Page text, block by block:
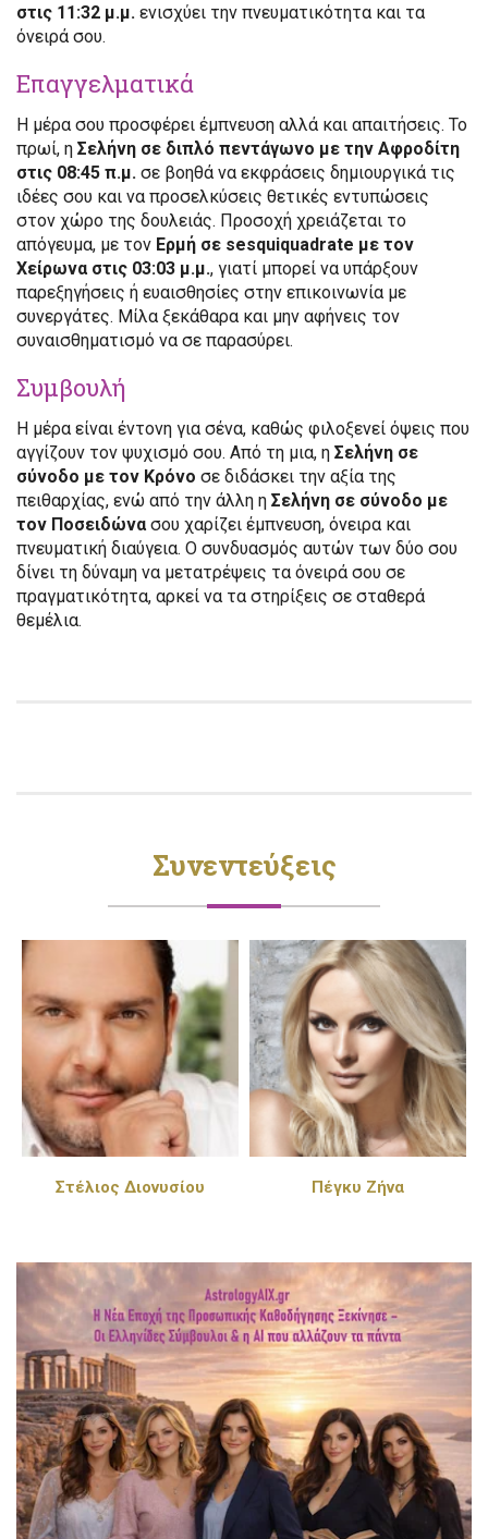
στις 11:32 μ.μ. ενισχύει την πνευματικότητα και τα
όνειρά σου.
Επαγγελματικά
Η μέρα σου προσφέρει έμπνευση αλλά και απαιτήσεις. Το
πρωί, η Σελήνη σε διπλό πεντάγωνο με την Αφροδίτη
στις 08:45 π.μ. σε βοηθά να εκφράσεις δημιουργικά τις
ιδέες σου και να προσελκύσεις θετικές εντυπώσεις
στον χώρο της δουλειάς. Προσοχή χρειάζεται το
απόγευμα, με τον Ερμή σε sesquiquadrate με τον
Χείρωνα στις 03:03 μ.μ., γιατί μπορεί να υπάρξουν
παρεξηγήσεις ή ευαισθησίες στην επικοινωνία με
συνεργάτες. Μίλα ξεκάθαρα και μην αφήνεις τον
συναισθηματισμό να σε παρασύρει.
Συμβουλή
Η μέρα είναι έντονη για σένα, καθώς φιλοξενεί όψεις που
αγγίζουν τον ψυχισμό σου. Από τη μια, η Σελήνη σε
σύνοδο με τον Κρόνο σε διδάσκει την αξία της
πειθαρχίας, ενώ από την άλλη η Σελήνη σε σύνοδο με
τον Ποσειδώνασου χαρίζει έμπνευση, όνειρα και
πνευματική διαύγεια. Ο συνδυασμός αυτών των δύο σου
δίνει τη δύναμη να μετατρέψεις τα όνειρά σου σε
πραγματικότητα, αρκεί να τα στηρίξεις σε σταθερά
θεμέλια.
Συνεντεύξεις
Στέλιος Διονυσίου Πέγκυ Ζήνα